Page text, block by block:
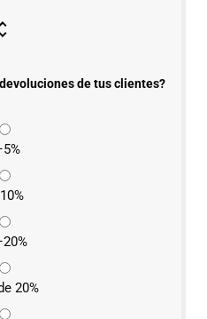
de tus clientes?
20%